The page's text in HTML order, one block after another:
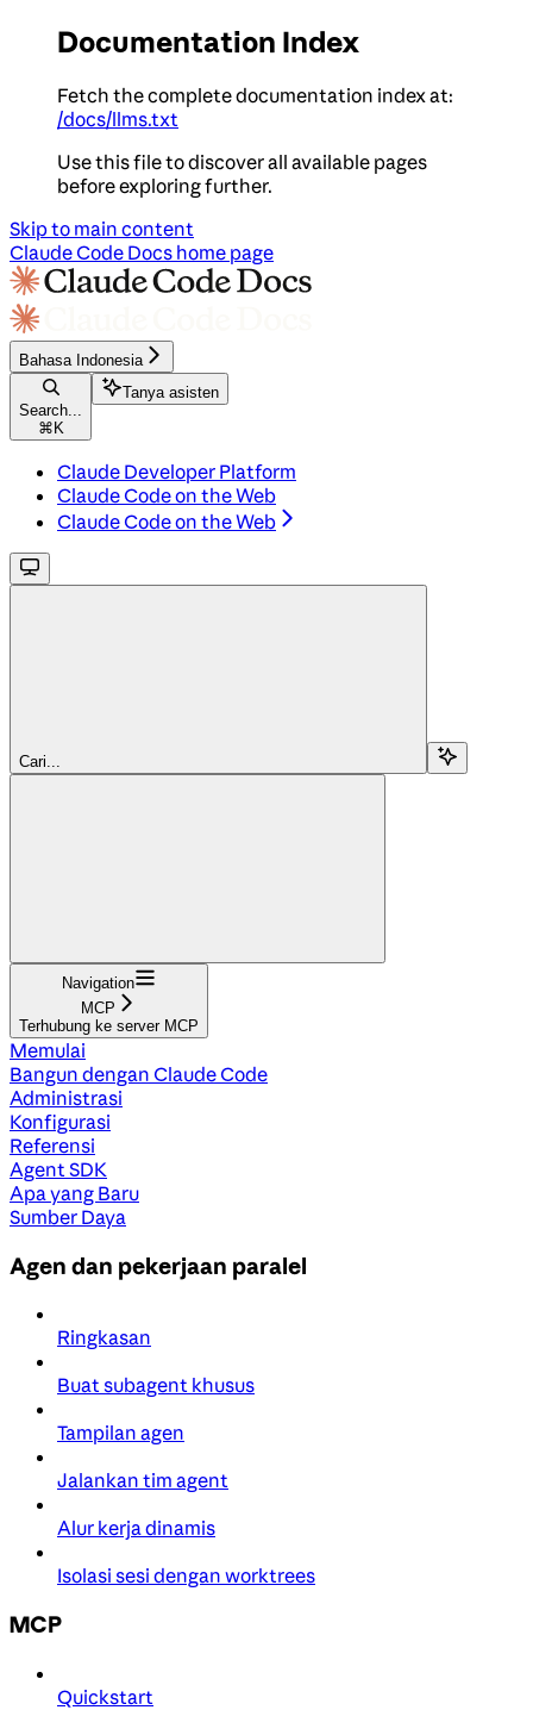
Documentation Index
Fetch the complete documentation index at:
/docs/llms.txt
Use this file to discover all available pages
before exploring further.
Skip to main content
Claude Code Docs home page
Bahasa Indonesia
Search...
⌘ K
Tanya asisten
Claude Developer Platform
Claude Code on the Web
Claude Code on the Web
Cari...
Navigation
MCP
Terhubung ke server MCP
Memulai
Bangun dengan Claude Code
Administrasi
Konfigurasi
Referensi
Agent SDK
Apa yang Baru
Sumber Daya
Agen dan pekerjaan paralel
Ringkasan
Buat subagent khusus
Tampilan agen
Jalankan tim agent
Alur kerja dinamis
Isolasi sesi dengan worktrees
MCP
Quickstart